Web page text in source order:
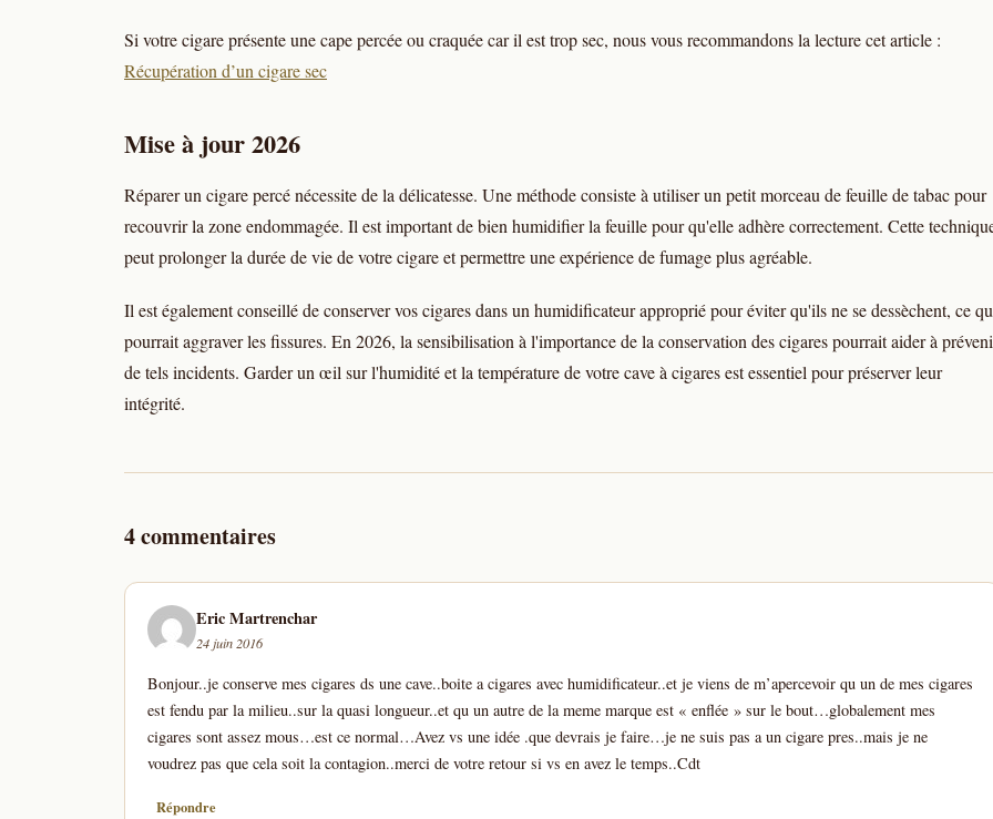
Si votre cigare présente une cape percée ou craquée car il est trop sec, nous vous recommandons la lecture cet article :
Récupération d’un cigare sec
Mise à jour 2026
Réparer un cigare percé nécessite de la délicatesse. Une méthode consiste à utiliser un petit morceau de feuille de tabac pour
recouvrir la zone endommagée. Il est important de bien humidifier la feuille pour qu'elle adhère correctement. Cette
peut prolonger la durée de vie de votre cigare et permettre une expérience de fumage plus agréable.
Il est également conseillé de conserver vos cigares dans un humidificateur approprié pour éviter qu'ils ne se dessèchent, ce
pourrait aggraver les fissures. En 2026, la sensibilisation à l'importance de la conservation des cigares pourrait aider à
de tels incidents. Garder un œil sur l'humidité et la température de votre cave à cigares est essentiel pour préserver leur
intégrité.
4 commentaires
Eric Martrenchar
24 juin 2016
Bonjour..je conserve mes cigares ds une cave..boite a cigares avec humidificateur..et je viens de m’apercevoir qu un de mes cigares
est fendu par la milieu..sur la quasi longueur..et qu un autre de la meme marque est « enflée » sur le bout…globalement mes
cigares sont assez mous…est ce normal…Avez vs une idée .que devrais je faire…je ne suis pas a un cigare pres..mais je ne
voudrez pas que cela soit la contagion..merci de votre retour si vs en avez le temps..Cdt
Répondre